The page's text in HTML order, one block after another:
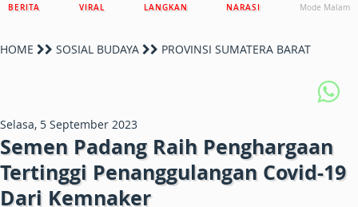
BERITA VIRAL LANGKAN NARASI Mode Malam
HOME SOSIAL BUDAYA PROVINSI SUMATERA BARAT
Selasa, 5 September 2023
Semen Padang Raih Penghargaan
Tertinggi Penanggulangan Covid-19
Dari Kemnaker